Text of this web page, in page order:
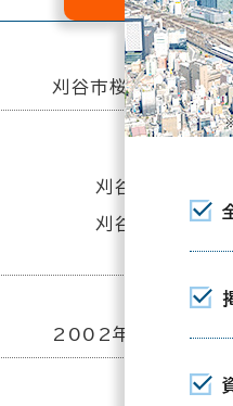
刈谷市桜町5-24-1
刈谷駅(JR) 北
刈谷駅(名鉄三
2002年12月（リニ
※